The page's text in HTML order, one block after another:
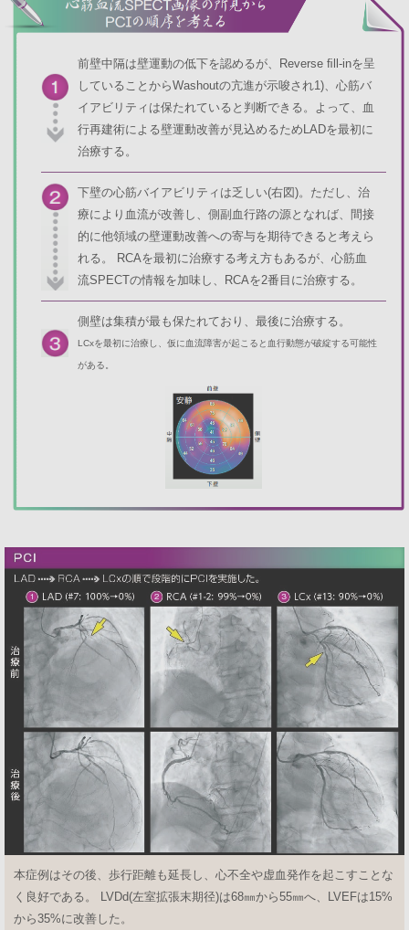
前壁中隔は壁運動の低下を認めるが、Reverse ﬁll-inを呈
していることからWashoutの亢進が示唆され1)、心筋バ
イアビリティは保たれていると判断できる。よって、血
行再建術による壁運動改善が見込めるためLADを最初に
治療する。
下壁の心筋バイアビリティは乏しい(右図)。ただし、治
療により血流が改善し、側副血行路の源となれば、間接
的に他領域の壁運動改善への寄与を期待できると考えら
れる。 RCAを最初に治療する考え方もあるが、心筋血
流SPECTの情報を加味し、RCAを2番目に治療する。
側壁は集積が最も保たれており、最後に治療する。
LCxを最初に治療し、仮に血流障害が起こると血行動態が破綻する可能性
がある。
本症例はその後、歩行距離も延長し、心不全や虚血発作を起こすことな
く良好である。 LVDd(左室拡張末期径)は68㎜から55㎜へ、LVEFは15%
から35%に改善した。